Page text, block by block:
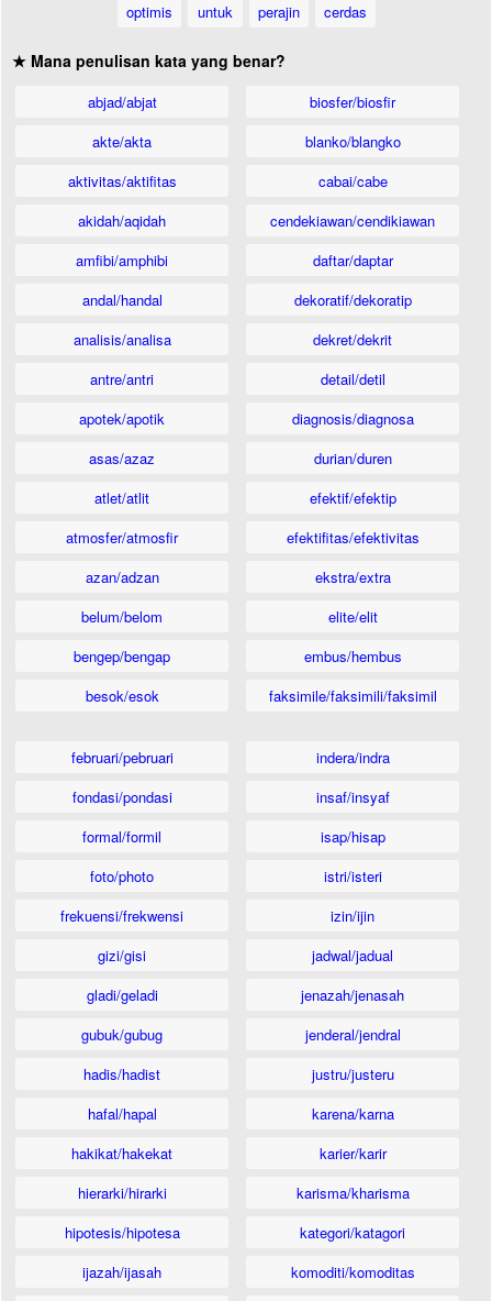
optimis
untuk perajin cerdas
★ Mana penulisan kata yang benar?
abjad/abjat
akte/akta
aktivitas/aktifitas
akidah/aqidah
amfibi/amphibi
andal/handal
analisis/analisa
antre/antri
apotek/apotik
asas/azaz
atlet/atlit
atmosfer/atmosfir
azan/adzan
belum/belom
bengep/bengap
besok/esok
biosfer/biosfir
blanko/blangko
cabai/cabe
cendekiawan/cendikiawan
daftar/daptar
dekoratif/dekoratip
dekret/dekrit
detail/detil
diagnosis/diagnosa
durian/duren
efektif/efektip
efektifitas/efektivitas
ekstra/extra
elite/elit
embus/hembus
faksimile/faksimili/faksimil
februari/pebruari
fondasi/pondasi
formal/formil
foto/photo
frekuensi/frekwensi
gizi/gisi
gladi/geladi
gubuk/gubug
hadis/hadist
hafal/hapal
hakikat/hakekat
hierarki/hirarki
hipotesis/hipotesa
ijazah/ijasah
indera/indra
insaf/insyaf
isap/hisap
istri/isteri
izin/ijin
jadwal/jadual
jenazah/jenasah
jenderal/jendral
justru/justeru
karena/karna
karier/karir
karisma/kharisma
kategori/katagori
komoditi/komoditas